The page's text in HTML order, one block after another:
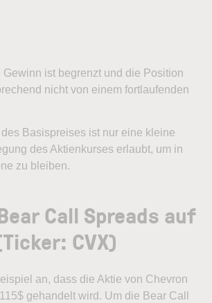
Gewinn ist begrenzt und die Position
nicht von einem fortlaufenden
Basispreises ist nur eine kleine
des Aktienkurses erlaubt, um in
zu bleiben.
Call Spreads auf
CVX)
an, dass die Aktie von Chevron
gehandelt wird. Um die Bear Call